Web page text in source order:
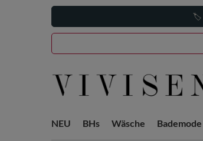
🏷️
NEU BHs Wäsche Bademode